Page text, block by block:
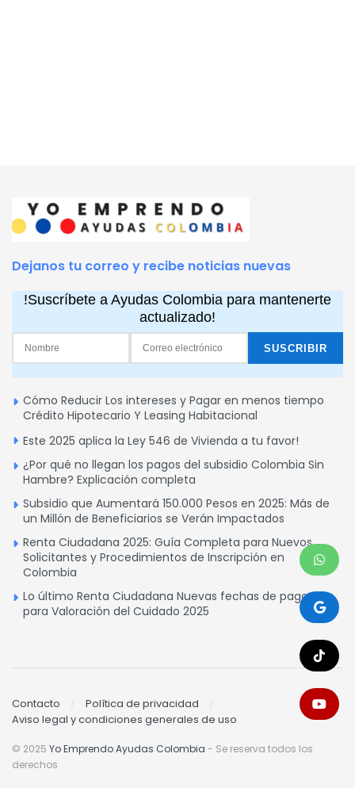
Dejanos tu correo y recibe noticias nuevas
!Suscríbete a Ayudas Colombia para mantenerte
actualizado!
Cómo Reducir Los intereses y Pagar en menos tiempo
Crédito Hipotecario Y Leasing Habitacional
Este 2025 aplica la Ley 546 de Vivienda a tu favor!
¿Por qué no llegan los pagos del subsidio Colombia Sin
Hambre? Explicación completa
Subsidio que Aumentará 150.000 Pesos en 2025: Más de
un Millón de Beneficiarios se Verán Impactados
Renta Ciudadana 2025: Guía Completa para Nuevos
Solicitantes y Procedimientos de Inscripción en
Colombia
Lo último Renta Ciudadana Nuevas fechas de pagos
para Valoración del Cuidado 2025
Contacto
Política de privacidad
Aviso legal y condiciones generales de uso
© 2025 Yo Emprendo Ayudas Colombia - Se reserva todos los
derechos